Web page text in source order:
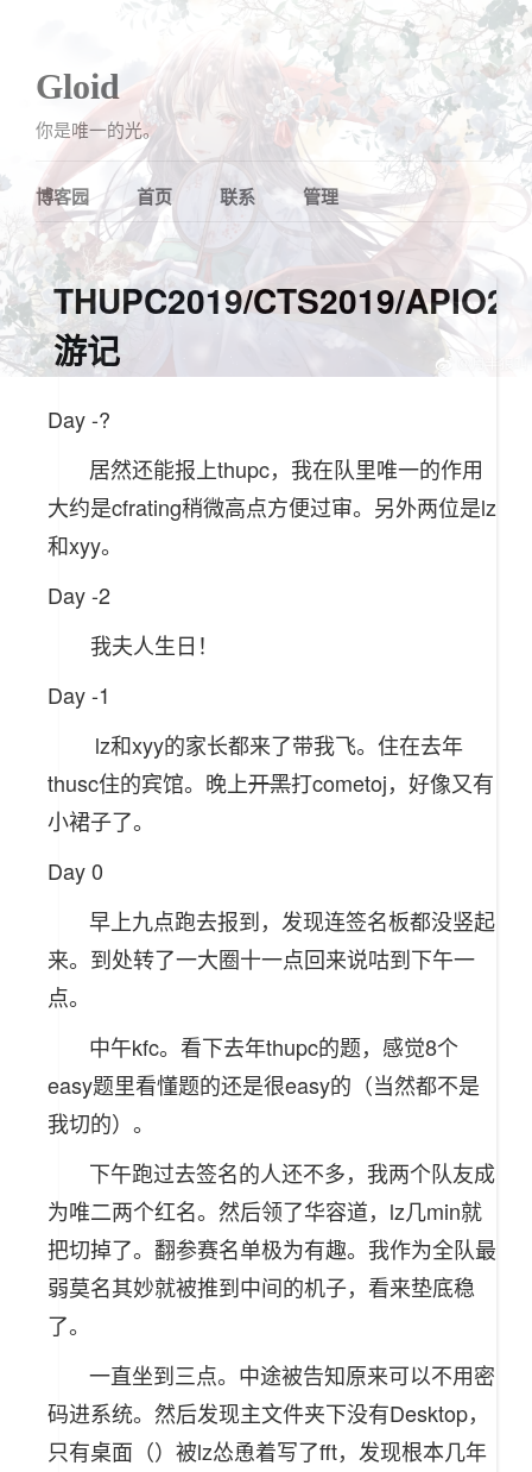
Gloid
你是唯一的光。
博客园 首页 联系 管理
THUPC2019/CTS2019/
游记
Day -?
居然还能报上thupc，我在队里唯一的作用
大约是cfrating稍微高点方便过审。另外两位是lz
和xyy。
Day -2
我夫人生日！
Day -1
lz和xyy的家长都来了带我飞。住在去年
thusc住的宾馆。晚上开黑打cometoj，好像又有
小裙子了。
Day 0
早上九点跑去报到，发现连签名板都没竖起
来。到处转了一大圈十一点回来说咕到下午一
点。
中午kfc。看下去年thupc的题，感觉8个
easy题里看懂题的还是很easy的（当然都不是
我切的）。
下午跑过去签名的人还不多，我两个队友成
为唯二两个红名。然后领了华容道，lz几min就
把切掉了。翻参赛名单极为有趣。我作为全队最
弱莫名其妙就被推到中间的机子，看来垫底稳
了。
一直坐到三点。中途被告知原来可以不用密
码进系统。然后发现主文件夹下没有Desktop，
只有桌面（）被lz怂恿着写了fft，发现根本几年